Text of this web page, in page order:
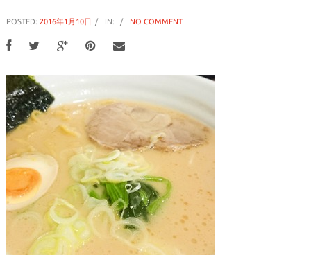
POSTED: 2016年1月10日 IN: NO COMMENT